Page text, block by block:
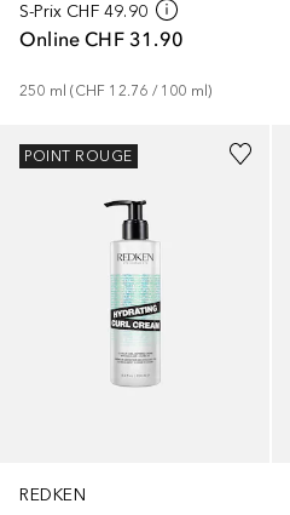
S-Prix CHF 49.90
Online CHF 31.90
250 ml (CHF 12.76 / 100 ml)
REDKEN
POINT ROUGE